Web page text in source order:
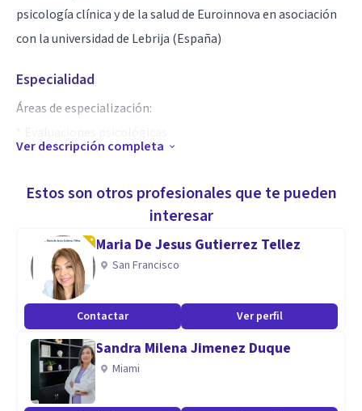
psicología clínica y de la salud de Euroinnova en asociación
con la universidad de Lebrija (España)
Especialidad
Áreas de especialización:
* Terapia individual
* Taller de desarrollo personal
* Orientación y asesoramiento psicológico
* Supervisión profesional para otros psicólogos
* Formación de técnicos en salud mental
Aptitudes
Mis sesiones se basan en un enfoque colaborativo y
centrado en el paciente,
Ver descripción completa
Estos son otros profesionales que te pueden
interesar
Maria De Jesus Gutierrez Tellez
San Francisco
Contactar Ver perfil
Sandra Milena Jimenez Duque
Miami